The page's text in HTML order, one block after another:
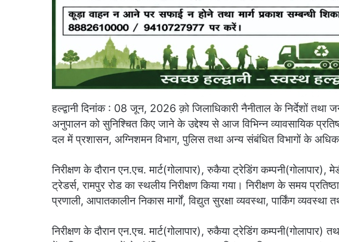
हल्द्वानी दिनांक : 08 जून, 2026 क़ो जिलाधिकारी नैनीताल के निर्देशों तथा
अनुपालन को सुनिश्चित किए जाने के उद्देश्य से आज विभिन्न व्यावसायिक
दल में प्रशासन, अग्निशमन विभाग, पुलिस तथा अन्य संबंधित विभागों के
निरीक्षण के दौरान एन.एच. मार्ट(गोलापार), रुकैया ट्रेडिंग
ट्रेडर्स, रामपुर रोड का स्थलीय निरीक्षण किया गया। निरीक्षण के समय
प्रणाली, आपातकालीन निकास मार्गों, विद्युत सुरक्षा व्यवस्था, पार्किंग व्यवस्था
निरीक्षण के दौरान एन.एच. मार्ट(गोलापार), रुकैया ट्रेडिंग कम्पनी(गोलापार)